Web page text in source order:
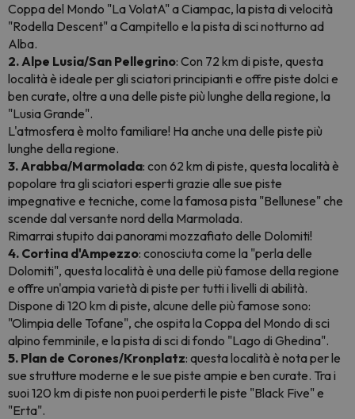
Coppa del Mondo "La VolatA" a Ciampac, la pista di velocità
"Rodella Descent" a Campitello e la pista di sci notturno ad
Alba.
2. Alpe Lusia/San Pellegrino: Con 72 km di piste, questa
località è ideale per gli sciatori principianti e offre piste dolci e
ben curate, oltre a una delle piste più lunghe della regione, la
"Lusia Grande".
L'atmosfera è molto familiare! Ha anche una delle piste più
lunghe della regione.
3. Arabba/Marmolada: con 62 km di piste, questa località è
popolare tra gli sciatori esperti grazie alle sue piste
impegnative e tecniche, come la famosa pista "Bellunese" che
scende dal versante nord della Marmolada.
Rimarrai stupito dai panorami mozzafiato delle Dolomiti!
4. Cortina d'Ampezzo: conosciuta come la "perla delle
Dolomiti", questa località è una delle più famose della regione
e offre un'ampia varietà di piste per tutti i livelli di abilità.
Dispone di 120 km di piste, alcune delle più famose sono:
"Olimpia delle Tofane", che ospita la Coppa del Mondo di sci
alpino femminile, e la pista di sci di fondo "Lago di Ghedina".
5. Plan de Corones/Kronplatz: questa località è nota per le
sue strutture moderne e le sue piste ampie e ben curate. Tra i
suoi 120 km di piste non puoi perderti le piste "Black Five" e
"Erta".